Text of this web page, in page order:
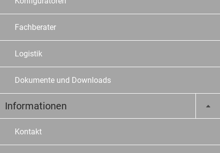
Fachberater
Logistik
Dokumente und Downloads
Informationen
Kontakt